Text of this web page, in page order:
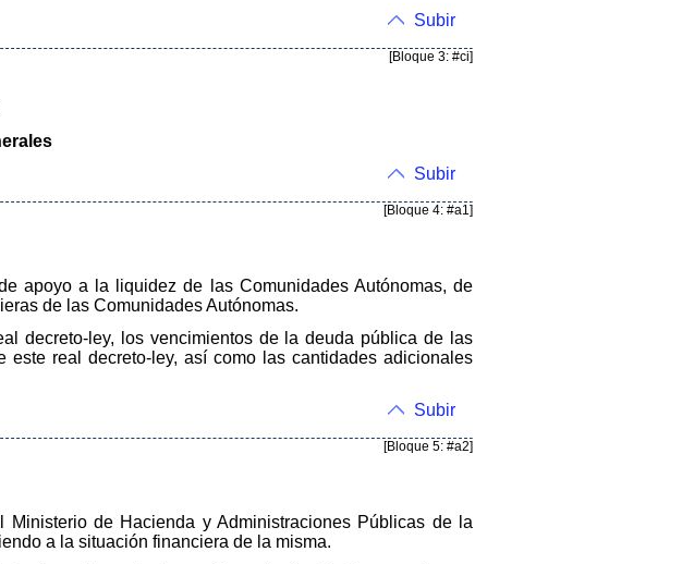
Subir
[Bloque 3: #ci]
Subir
[Bloque 4: #a1]
apoyo a la liquidez de las Comunidades Autónomas, de
de las Comunidades Autónomas.
decreto-ley, los vencimientos de la deuda pública de las
real decreto-ley, así como las cantidades adicionales
Subir
[Bloque 5: #a2]
de Hacienda y Administraciones Públicas de la
a la situación financiera de la misma.